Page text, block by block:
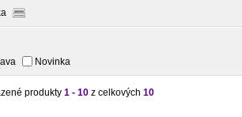
Novinka
produkty 1 - 10 z celkových 10